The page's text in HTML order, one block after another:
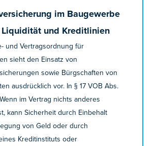
im Baugewerbe
und Kreditlinien
und Vertragsordnung für
sieht den Einsatz von
sowie Bürgschaften von
ausdrücklich vor. In § 17 VOB Abs.
im Vertrag nichts anderes
kann Sicherheit durch Einbehalt
von Geld oder durch
Kreditinstituts oder